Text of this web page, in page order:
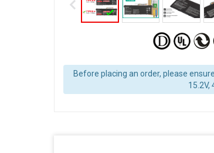
Before placing an order, please
15.2V,